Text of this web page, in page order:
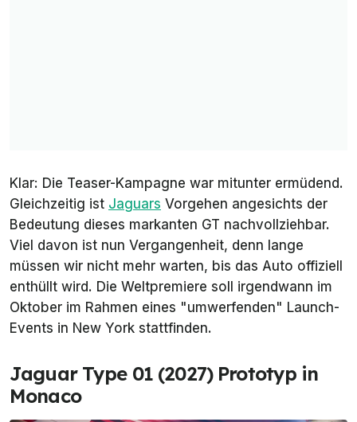
Klar: Die Teaser-Kampagne war mitunter ermüdend.
Gleichzeitig ist Jaguars Vorgehen angesichts der
Bedeutung dieses markanten GT nachvollziehbar.
Viel davon ist nun Vergangenheit, denn lange
müssen wir nicht mehr warten, bis das Auto offiziell
enthüllt wird. Die Weltpremiere soll irgendwann im
Oktober im Rahmen eines "umwerfenden" Launch-
Events in New York stattfinden.
Jaguar Type 01 (2027) Prototyp in
Monaco